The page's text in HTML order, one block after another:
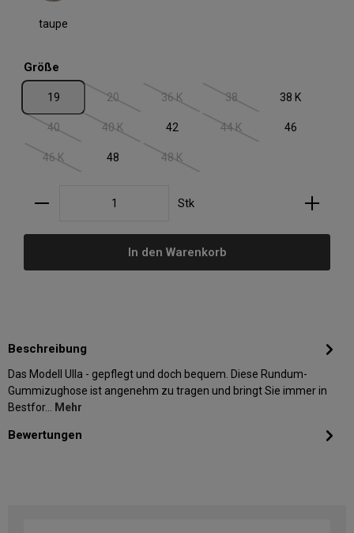
taupe
Größe
19 20(Diese Option ist zurzeit nicht verfügbar.)
36 K(Diese Option ist zurzeit nicht verfügbar.)
38(Diese Option ist zurzeit
38 K
40(Diese Option ist zurzeit nicht verfügbar.)
40 K(Diese Option ist zurzeit nicht verfügbar.)
42 44 K(Diese Option ist zurzeit
46
46 K(Diese Option ist zurzeit nicht verfügbar.)
48 48 K(Diese Option ist zurzeit nicht verfügbar.)
Produkt Anzahl: Gib den gewünschten Wert ein
Stk
In den Warenkorb
Beschreibung
Das Modell Ulla - gepflegt und doch bequem. Diese Rundum-
Gummizughose ist angenehm zu tragen und bringt Sie immer in
Bestfor… Mehr
Bewertungen